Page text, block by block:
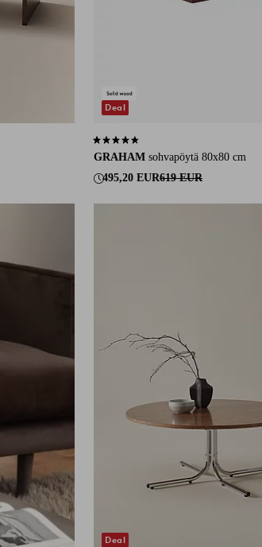
GRAHAM sohvapöytä 80x80 cm
495,20 EUR619 EUR
4,7 perustuen 6 arvosanaan
Deal
Deal